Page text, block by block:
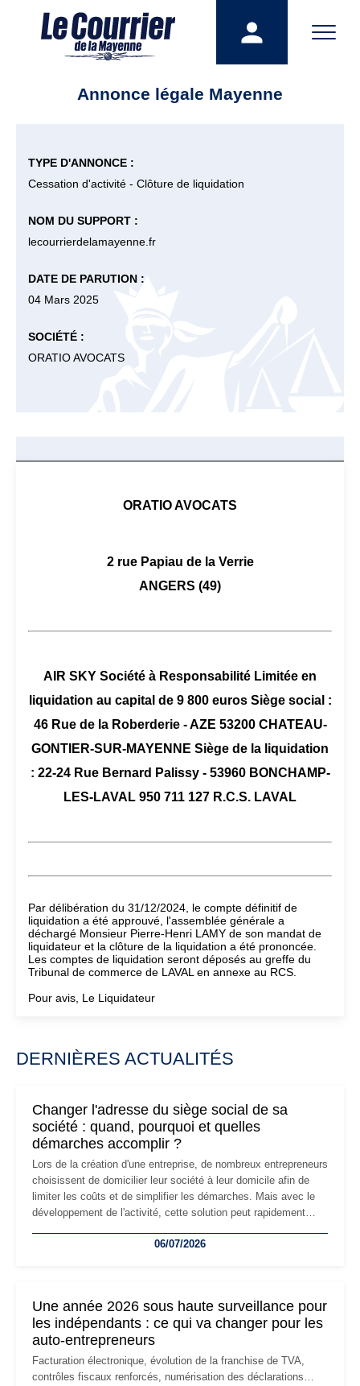
Annonce légale Mayenne
TYPE D'ANNONCE :
Cessation d'activité - Clôture de liquidation
NOM DU SUPPORT :
lecourrierdelamayenne.fr
DATE DE PARUTION :
04 Mars 2025
SOCIÉTÉ :
ORATIO AVOCATS
ORATIO AVOCATS
2 rue Papiau de la Verrie
ANGERS (49)
AIR SKY Société à Responsabilité Limitée en
liquidation au capital de 9 800 euros Siège social :
46 Rue de la Roberderie - AZE 53200 CHATEAU-
GONTIER-SUR-MAYENNE Siège de la liquidation
: 22-24 Rue Bernard Palissy - 53960 BONCHAMP-
LES-LAVAL 950 711 127 R.C.S. LAVAL
Par délibération du 31/12/2024, le compte définitif de
liquidation a été approuvé, l'assemblée générale a
déchargé Monsieur Pierre-Henri LAMY de son mandat de
liquidateur et la clôture de la liquidation a été prononcée.
Les comptes de liquidation seront déposés au greffe du
Tribunal de commerce de LAVAL en annexe au RCS.
Pour avis, Le Liquidateur
DERNIÈRES ACTUALITÉS
Changer l'adresse du siège social de sa
société : quand, pourquoi et quelles
démarches accomplir ?
Lors de la création d'une entreprise, de nombreux entrepreneurs
choisissent de domicilier leur société à leur domicile afin de
limiter les coûts et de simplifier les démarches. Mais avec le
développement de l'activité, cette solution peut rapidement
professionnels, recrutement, image de marque… Le
06/07/2026
Une année 2026 sous haute surveillance pour
les indépendants : ce qui va changer pour les
auto-entrepreneurs
Facturation électronique, évolution de la franchise de TVA,
contrôles fiscaux renforcés, numérisation des déclarations…